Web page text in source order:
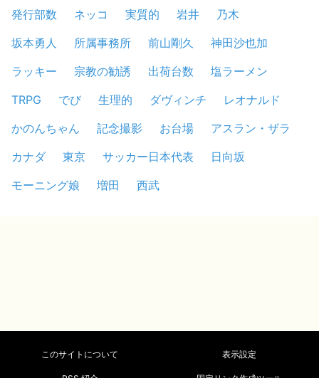
発行部数
ネッコ 実質的 岩井
乃木
坂本勇人
所属事務所 前山剛久
神田沙也加
ラッキー
宗教の勧誘 出荷台数
塩ラーメン
TRPG
でび 生理的 ダヴィンチ
レオナルド
かのんちゃん
記念撮影 お台場
アスラン・ザラ
カナダ
東京 サッカー日本代表
日向坂
モーニング娘
増田 西武
このサイトについて 表示設定